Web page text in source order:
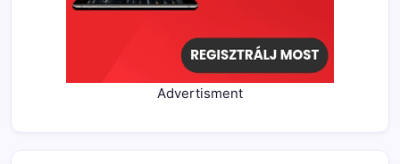
Advertisment